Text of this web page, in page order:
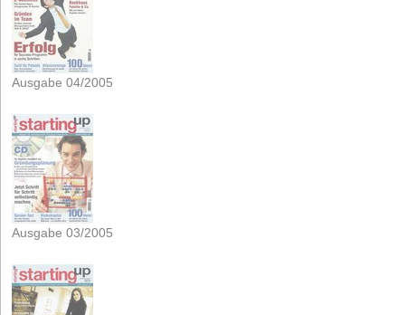
Ausgabe 04/2005
Ausgabe 03/2005